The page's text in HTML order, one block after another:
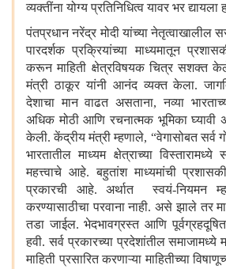
व्यक्तींना योग्य प्रतिनिधित्व यावर भर द्यायला
पंतप्रधान नरेंद्र मोदी यांच्या
पारदर्शक प्रक्रियांच्या माध्यमातून
करून माहिती क्षेत्रविषयक चित्र सशक्त
मंत्री ठाकूर यांनी आनंद व्यक्त केला.
देशाचा मान वाढत असताना,नव्या
अधिक मोठी आणि रचनात्मक भूमिका घ्यावी
केली. केंद्रीय मंत्री म्हणाले, “वेगासोबत सर्व
भारतातील माध्यम क्षेत्राच्या
महत्त्वाचे आहे. बहुतांश माध्यमांची
प्रकारची आहे. अर्थात स्वयं-नियमन
करण्यासाठीचा परवाना नाही. असे झाले तर
तडा जाईल. भेदभावग्रस्त आणि
हवी. सर्व प्रकारच्या प्रदेशांतील
माहिती प्रसारित करणाऱ्या माहितीच्या